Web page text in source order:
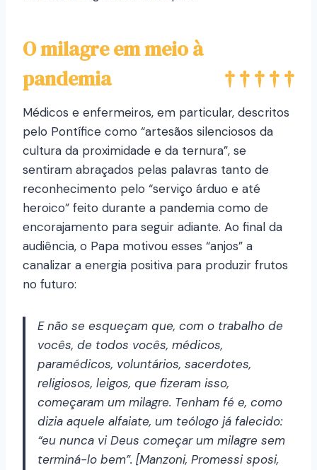
O milagre em meio à
pandemia
Médicos e enfermeiros, em particular, descritos
pelo Pontífice como “artesãos silenciosos da
cultura da proximidade e da ternura”, se
sentiram abraçados pelas palavras tanto de
reconhecimento pelo “serviço árduo e até
heroico” feito durante a pandemia como de
encorajamento para seguir adiante. Ao final da
audiência, o Papa motivou esses “anjos” a
canalizar a energia positiva para produzir frutos
no futuro:
E não se esqueçam que, com o trabalho de
vocês, de todos vocês, médicos,
paramédicos, voluntários, sacerdotes,
religiosos, leigos, que fizeram isso,
começaram um milagre. Tenham fé e, como
dizia aquele alfaiate, um teólogo já falecido:
“eu nunca vi Deus começar um milagre sem
terminá-lo bem”. [Manzoni, Promessi sposi,